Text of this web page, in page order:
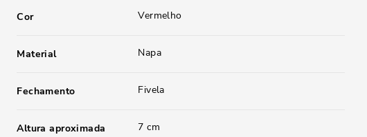
Cor Vermelho
Material Napa
Fechamento Fivela
Altura aproximada 7 cm